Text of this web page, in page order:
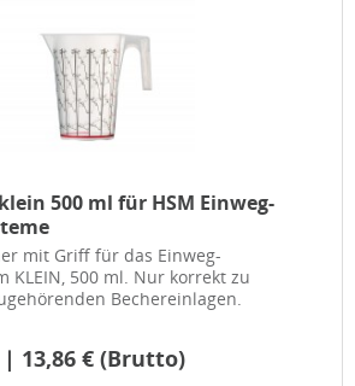
500 ml für HSM Einweg-
mit Griff für das Einweg-
KLEIN, 500 ml. Nur korrekt zu
Bechereinlagen.
13,86 € (Brutto)